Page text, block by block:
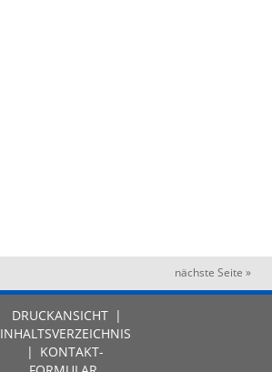
nächste Seite »
DRUCKANSICHT |
INHALTSVERZEICHNIS
| KONTAKT-